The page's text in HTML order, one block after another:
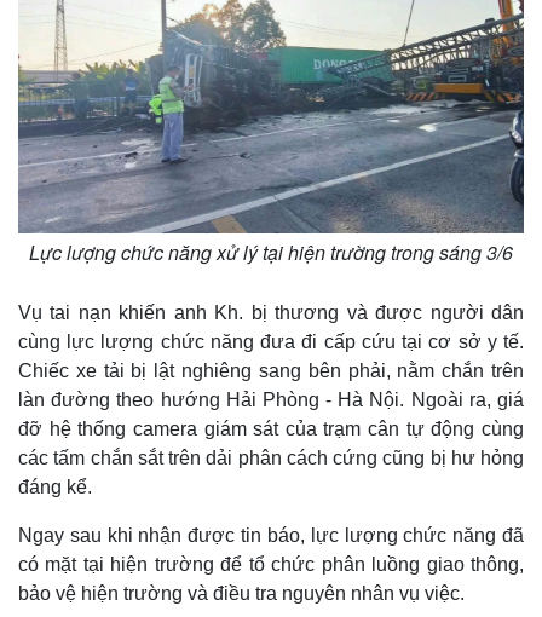
Lực lượng chức năng xử lý tại hiện trường trong sáng 3/6
Vụ tai nạn khiến anh Kh. bị thương và được người dân
cùng lực lượng chức năng đưa đi cấp cứu tại cơ sở y tế.
Chiếc xe tải bị lật nghiêng sang bên phải, nằm chắn trên
làn đường theo hướng Hải Phòng - Hà Nội. Ngoài ra, giá
đỡ hệ thống camera giám sát của trạm cân tự động cùng
các tấm chắn sắt trên dải phân cách cứng cũng bị hư hỏng
đáng kể.
Ngay sau khi nhận được tin báo, lực lượng chức năng đã
có mặt tại hiện trường để tổ chức phân luồng giao thông,
bảo vệ hiện trường và điều tra nguyên nhân vụ việc.